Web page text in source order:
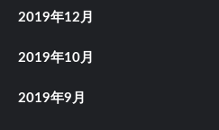
2019年12月
2019年10月
2019年9月